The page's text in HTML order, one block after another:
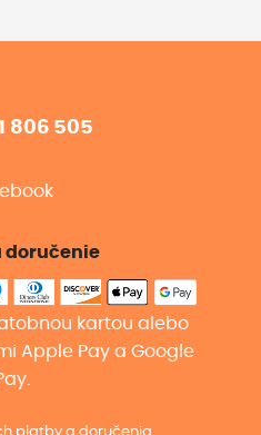
806 505
doručenie
kartou alebo
Apple Pay a Google
platby a doručenia